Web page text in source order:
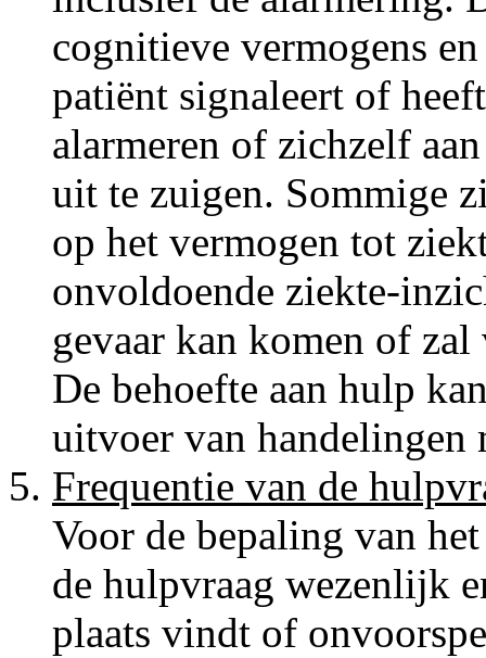
cognitieve vermogens
patiënt signaleert of
alarmeren of zichzelf
uit te zuigen. Sommige
op het vermogen tot
onvoldoende ziekte-
gevaar kan komen of
De behoefte aan hulp
uitvoer van handelingen
Frequentie van de
Voor de bepaling van
de hulpvraag wezenlijk
plaats vindt of